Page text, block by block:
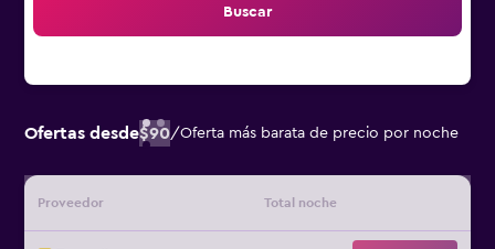
Buscar
Ofertas desde$90/Oferta más barata de precio por noche
Proveedor Total noche